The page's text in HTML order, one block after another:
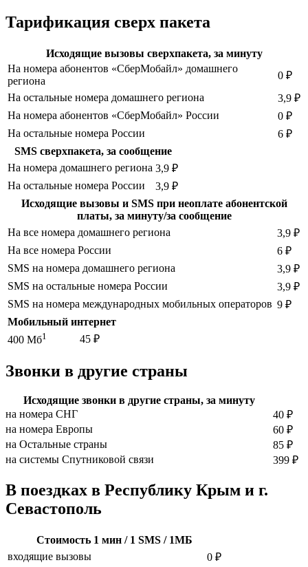
Тарификация сверх пакета
Исходящие вызовы сверхпакета, за минуту
На номера абонентов «СберМобайл» домашнего
региона
0 ₽
На остальные номера домашнего региона
3,9 ₽
На номера абонентов «СберМобайл» России
0 ₽
На остальные номера России
6 ₽
SMS сверхпакета, за сообщение
На номера домашнего региона 3,9 ₽
На остальные номера России
3,9 ₽
Исходящие вызовы и SMS при неоплате абонентской
платы, за минуту/за сообщение
На все номера домашнего региона
3,9 ₽
На все номера России
6 ₽
SMS на номера домашнего региона
3,9 ₽
SMS на остальные номера России
3,9 ₽
SMS на номера международных мобильных операторов 9 ₽
Мобильный интернет
400 Мб1 45 ₽
Звонки в другие страны
Исходящие звонки в другие страны, за минуту
на номера СНГ
40 ₽
на номера Европы
60 ₽
на Остальные страны
85 ₽
на системы Спутниковой связи
399 ₽
В поездках в Республику Крым и г.
Севастополь
Cтоимость 1 мин / 1 SMS / 1МБ
входящие вызовы
0 ₽